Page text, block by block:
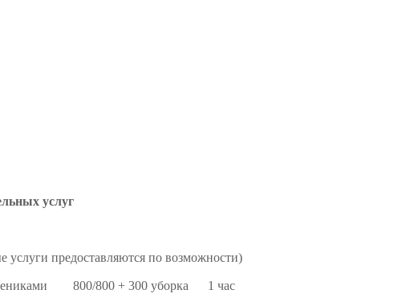
услуг
услуги предоставляются по возможности)
800/800 + 300 уборка 1 час